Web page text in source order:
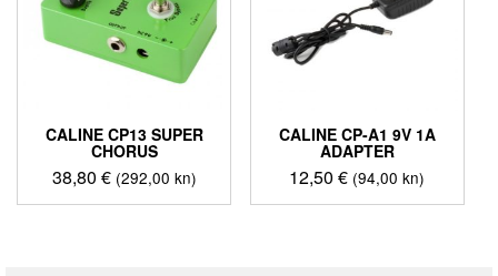
CALINE CP13 SUPER
CHORUS
38,80 € (292,00 kn)
CALINE CP-A1 9V 1A
ADAPTER
12,50€ (94,00 kn)